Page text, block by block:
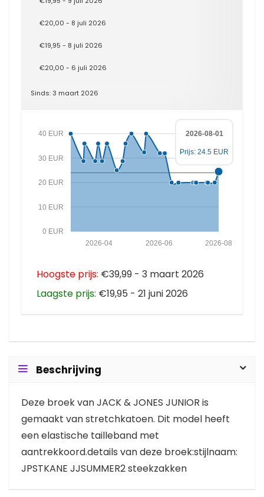
€20,00 - 8 juli 2026
€19,95 - 8 juli 2026
€20,00 - 6 juli 2026
Sinds: 3 maart 2026
0 EUR
10 EUR
20 EUR
30 EUR
40 EUR
2026-08
2026-06
2026-04
2026-08-01
Prijs: 24.5 EUR
Hoogste prijs: €39,99 - 3 maart 2026
Laagste prijs: €19,95 - 21 juni 2026
Beschrijving
Deze broek van JACK & JONES JUNIOR is
gemaakt van stretchkatoen. Dit model heeft
een elastische tailleband met
aantrekkoord.details van deze broek:stijlnaam:
JPSTKANE JJSUMMER2 steekzakken